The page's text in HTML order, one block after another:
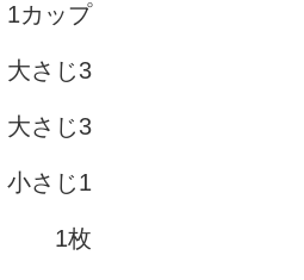
1カップ
大さじ3
大さじ3
小さじ1
1枚